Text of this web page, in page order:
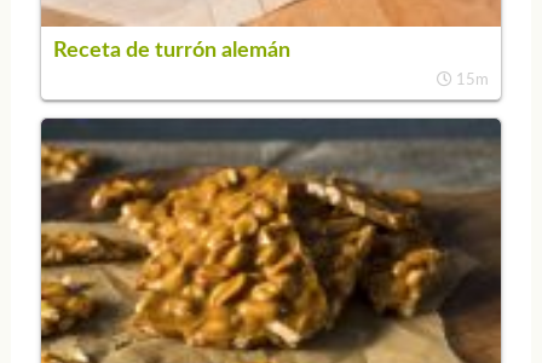
Receta de turrón alemán
15m